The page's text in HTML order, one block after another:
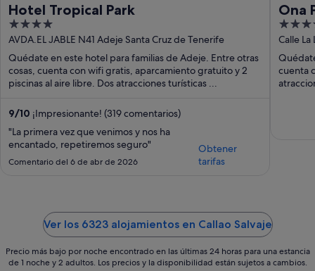
Hotel Tropical Park
4
out
of
5
AVDA.EL JABLE N41 Adeje Santa Cruz de Tenerife
Quédate en este hotel para familias de Adeje. Entre otras
cosas, cuenta con wifi gratis, aparcamiento gratuito y 2
piscinas al aire libre. Dos atracciones turísticas ...
9/10 ¡Impresionante! (319 comentarios)
"La primera vez que venimos y nos ha
encantado, repetiremos seguro"
Comentario del 6 de abr de 2026
Obtener
tarifas
Ona
3.5
out
of
5
Calle
Islands
cuenta
Ver los 6323 alojamientos en Callao Salvaje
Precio más bajo por noche encontrado en las últimas 24 horas para una estancia
de 1 noche y 2 adultos. Los precios y la disponibilidad están sujetos a cambios.